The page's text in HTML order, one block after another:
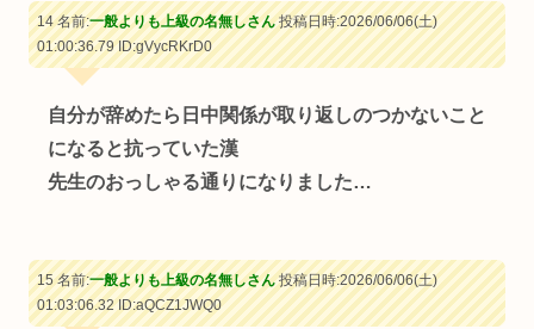
14 名前:一般よりも上級の名無しさん投稿日時:2026/06/06(土)
01:00:36.79ID:gVycRKrD0
自分が辞めたら日中関係が取り返しのつかないこと
になると抗っていた漢
先生のおっしゃる通りになりました…
15 名前:一般よりも上級の名無しさん投稿日時:2026/06/06(土)
01:03:06.32ID:aQCZ1JWQ0